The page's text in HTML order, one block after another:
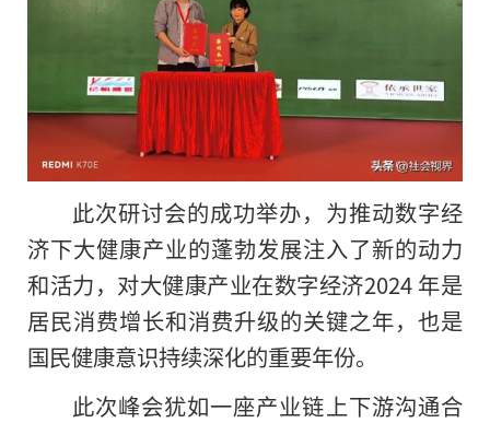
此次研讨会的成功举办，为推动数字经
济下大健康产业的蓬勃发展注入了新的动力
和活力，对大健康产业在数字经济2024 年是
居民消费增长和消费升级的关键之年，也是
国民健康意识持续深化的重要年份。
此次峰会犹如一座产业链上下游沟通合